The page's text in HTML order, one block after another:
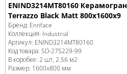
ENIND3214MT80160
Terrazzo Black Matt 800x1600x9
Бренд: Ennface
Коллекция: Industrial
Артикул: ENIND3214MT80160
Код товара: SD-275229-99
В коробке: 2 шт, 2.56 м2
Размер: 1600x800 мм